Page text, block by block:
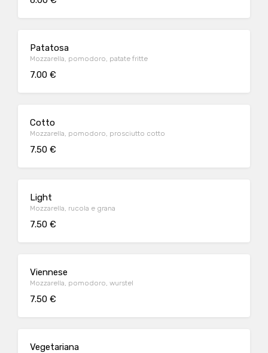
Patatosa
Mozzarella, pomodoro, patate fritte
7.00 €
Cotto
Mozzarella, pomodoro, prosciutto cotto
7.50 €
Light
Mozzarella, rucola e grana
7.50 €
Viennese
Mozzarella, pomodoro, wurstel
7.50 €
Vegetariana